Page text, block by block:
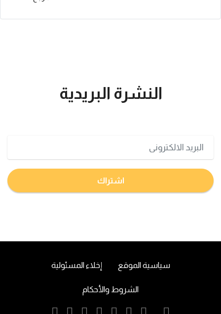
النشرة البريدية
اشتراك
إخلاء المسئولية سياسية الموقع
الشروط والأحكام